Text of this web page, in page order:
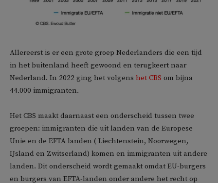
Allereerst is er een grote groep Nederlanders die een tijd
in het buitenland heeft gewoond en terugkeert naar
Nederland. In 2022 ging het volgens het CBS om bijna
44.000 immigranten.
Het CBS maakt daarnaast een onderscheid tussen twee
groepen: immigranten die uit landen van de Europese
Unie en de EFTA landen ( Liechtenstein, Noorwegen,
IJsland en Zwitserland) komen en immigranten uit andere
landen. Dit onderscheid wordt gemaakt omdat EU-burgers
en burgers van EFTA-landen onder andere het recht op